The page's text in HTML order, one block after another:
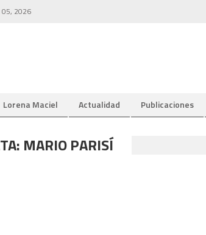
05, 2026
Lorena Maciel Actualidad Publicaciones
MARIO PARISÍ